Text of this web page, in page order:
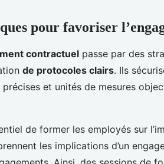
pour favoriser
contractuel passe par des
de protocoles clairs. Ils
et unités de mesures
de former les employés sur
les implications d’un